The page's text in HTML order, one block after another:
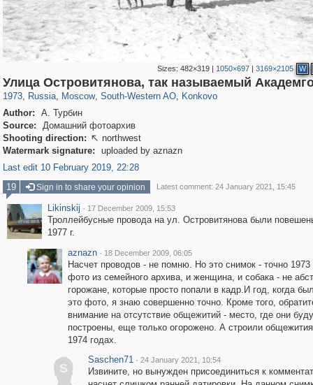
Sizes:482×319 | 1050×697 |3169×2105 W
Улица Островитянова, так называемый
1973, Russia
1,406,840 29,243
, Moscow
319,864 8,286
, South-Western AO
12,415 76
, Konkovo
857 1
Author:
А. Турбин
Source:
Домашний фотоархив
Shooting direction:  northwest
Watermark signature:
uploaded by aznazn
Last edit 10 February 2019, 22:28
19
Sign in to share your opinion Latest comment: 24 January 2021, 15:45
Likinskij · 17 December 2009, 15:53
Троллейбусные провода на ул. Островитянова были
1977 г.
aznazn · 18 December 2009, 06:05
Насчет проводов - не помню. Но это снимок - точно 1973
фото из семейного архива, и женщина, и собака - не
горожане, которые просто попали в кадр.И год, когда
это фото, я знаю совершенно точно. Кроме того,
внимание на отсутствие общежитий - место, где они
построены, еще только огорожено. А строили
1974 годах.
S
Saschen71 · 24 January 2021, 10:54
Извините, но вынужден присоединиться к